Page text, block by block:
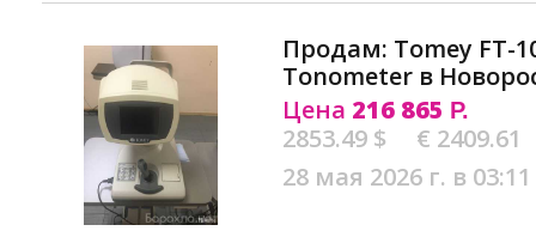
Продам: Tomey FT-
Tonometer в
Цена 216 865 Р.
2853.49 $
€ 2409.61
28 мая 2026 г. в 03:11